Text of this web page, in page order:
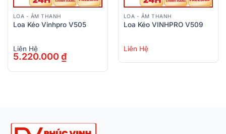
LOA - ÂM THANH
Loa Kéo Vinhpro V505
5.220.000₫
Liên Hệ
LOA - ÂM THANH
Loa Kéo VINHPRO V509
Liên Hệ